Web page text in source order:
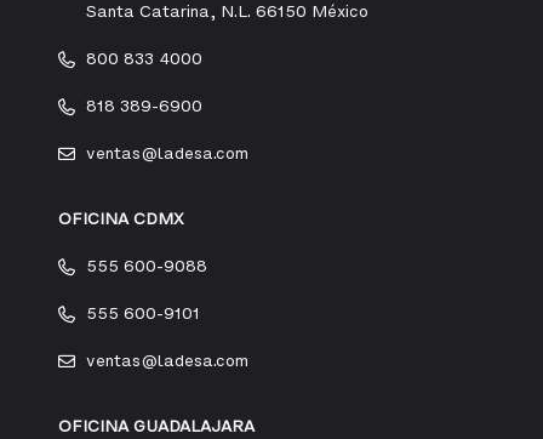
Santa Catarina, N.L. 66150 México
800 833 4000
818 389-6900
ventas@ladesa.com
OFICINA CDMX
555 600-9088
555 600-9101
ventas@ladesa.com
OFICINA GUADALAJARA